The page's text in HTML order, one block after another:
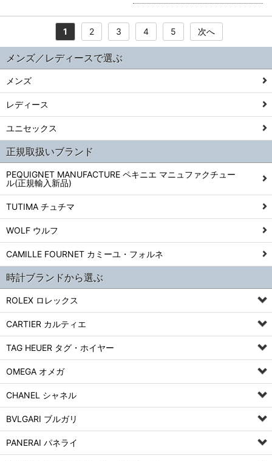
1 2 3 4 5 次へ
メンズ／レディースで選ぶ
メンズ
レディース
ユニセックス
正規取扱いブランド
PEQUIGNET MANUFACTURE ペキニエ マニュファクチュー
ル(正規輸入新品)
TUTIMA チュチマ
WOLF ウルフ
CAMILLE FOURNET カミーユ・フォルネ
時計ブランドから選ぶ
ROLEX ロレックス
CARTIER カルティエ
TAG HEUER タグ・ホイヤー
OMEGA オメガ
CHANEL シャネル
BVLGARI ブルガリ
PANERAI パネライ